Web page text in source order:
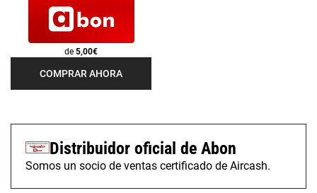
de 5,00€
COMPRAR AHORA
Distribuidor oficial de Abon
Somos un socio de ventas certificado de Aircash.